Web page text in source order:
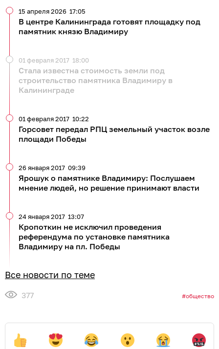
В центре Калининграда готовят площадку под
памятник князю Владимиру
15 апреля 2026 17:05
Стала известна стоимость земли под
строительство памятника Владимиру в
Калининграде
01 февраля 2017 18:00
Горсовет передал РПЦ земельный участок возле
площади Победы
01 февраля 2017 10:22
Ярошук о памятнике Владимиру: Послушаем
мнение людей, но решение принимают власти
26 января 2017 09:39
Кропоткин не исключил проведения
референдума по установке памятника
Владимиру на пл. Победы
24 января 2017 13:07
Все новости по теме
377 общество